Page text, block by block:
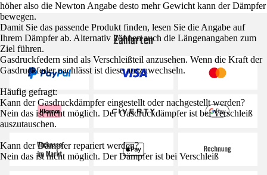
höher also die Newton Angabe desto mehr Gewicht kann der Dämpfer
bewegen.
Damit Sie das passende Produkt finden, lesen Sie die Angabe auf
Ihrem Dämpfer ab. Alternativ können auch die Längenangaben zum
Ziel führen.
Gasdruckfedern sind als Verschleißteil anzusehen. Wenn die Kraft der
Gasdruckfeder nachlässt ist diese auszuwechseln.
Häufig gefragt:
Kann der Gasdruckdämpfer eingestellt oder nachgestellt werden?
Nein das ist nicht möglich. Der Gasdruckdämpfer ist bei Verschleiß
auszutauschen.
Kann der Dämpfer repariert werden?
Nein das ist nicht möglich. Der Dämpfer ist bei Verschleiß
Zahlarten